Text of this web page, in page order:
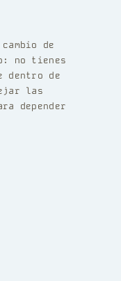
de
no tienes
dentro de
las
depender